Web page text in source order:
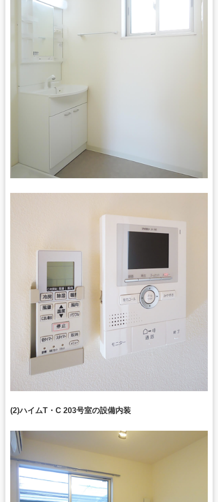
(2)ハイムT・C 203号室の設備内装